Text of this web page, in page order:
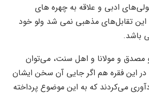
ادبی و علاقه به چهره های
این تقابل‌های مذهبی نمی شد ولو خود
باشد.
و مولانا و اهل سنت، می‌توان
در این فقره هم اگر جایی آن سخن ایشان
می‌کردند که به این موضوع پرداخته